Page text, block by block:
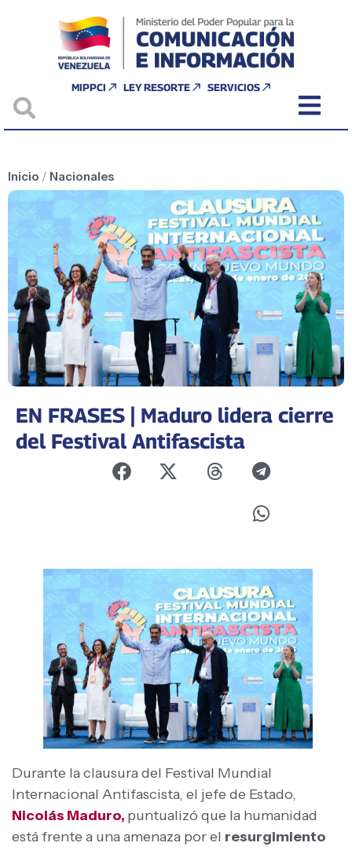
MIPPCI LEY RESORTE SERVICIOS
Inicio / Nacionales
EN FRASES | Maduro lidera cierre
del Festival Antifascista
Durante la clausura del Festival Mundial
Internacional Antifascista, el jefe de Estado,
Nicolás Maduro, puntualizó que la humanidad
está frente a una amenaza por el resurgimiento